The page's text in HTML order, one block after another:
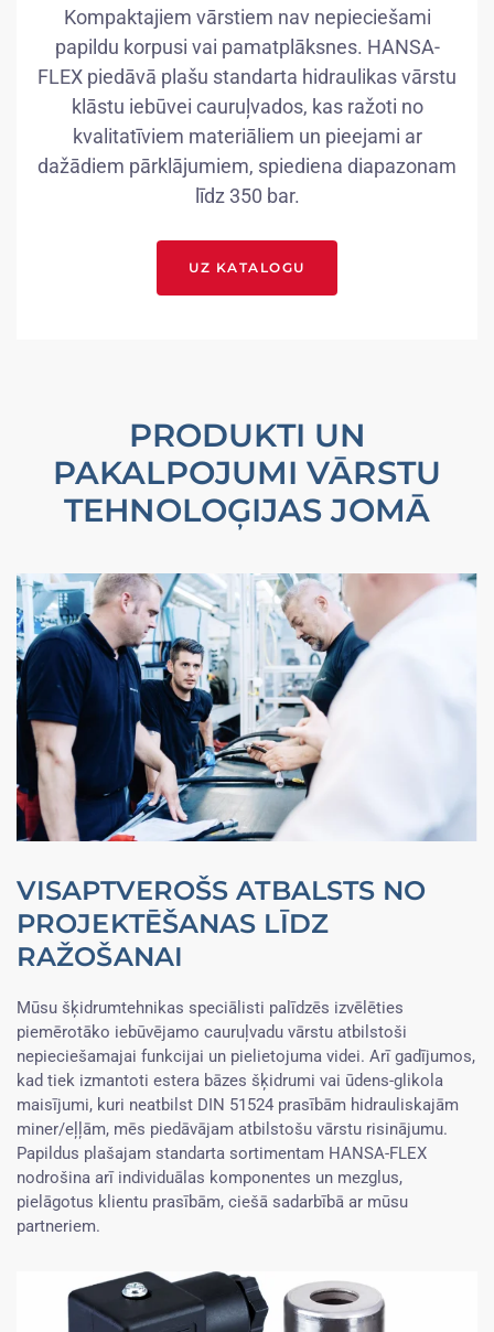
Kompaktajiem vārstiem nav nepieciešami
papildu korpusi vai pamatplāksnes. HANSA-
FLEX piedāvā plašu standarta hidraulikas vārstu
klāstu iebūvei cauruļvados, kas ražoti no
kvalitatīviem materiāliem un pieejami ar
dažādiem pārklājumiem, spiediena diapazonam
līdz 350 bar.
UZ KATALOGU
PRODUKTI UN
PAKALPOJUMI VĀRSTU
TEHNOLOĢIJAS JOMĀ
VISAPTVEROŠS ATBALSTS NO
PROJEKTĒŠANAS LĪDZ
RAŽOŠANAI
Mūsu šķidrumtehnikas speciālisti palīdzēs izvēlēties
piemērotāko iebūvējamo cauruļvadu vārstu atbilstoši
nepieciešamajai funkcijai un pielietojuma videi. Arī gadījumos,
kad tiek izmantoti estera bāzes šķidrumi vai ūdens-glikola
maisījumi, kuri neatbilst DIN 51524 prasībām hidrauliskajām
miner/eļļām, mēs piedāvājam atbilstošu vārstu risinājumu.
Papildus plašajam standarta sortimentam HANSA-FLEX
nodrošina arī individuālas komponentes un mezglus,
pielāgotus klientu prasībām, ciešā sadarbībā ar mūsu
partneriem.